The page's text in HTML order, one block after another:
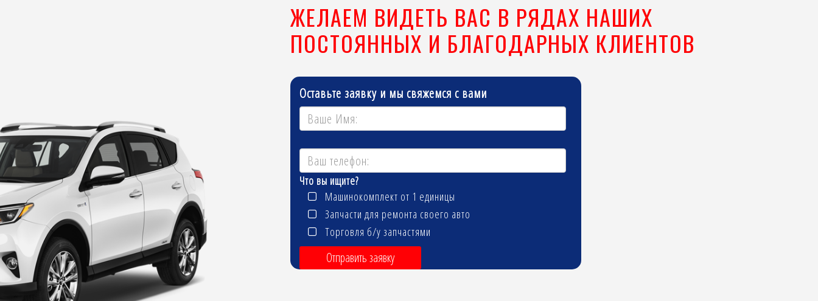
ЖЕЛАЕМ ВИДЕТЬ ВАС В РЯДАХ НАШИХ
ПОСТОЯННЫХ И БЛАГОДАРНЫХ КЛИЕНТОВ
Оставьте заявку и мы свяжемся с вами
Что вы ищите?
Машинокомплект от 1 единицы
Запчасти для ремонта своего авто
Торговля б/у запчастями
Отправить заявку